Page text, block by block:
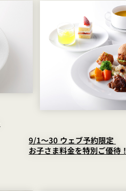
9/1〜30 ウェブ予約限定
お子さま料金を特別ご優待！